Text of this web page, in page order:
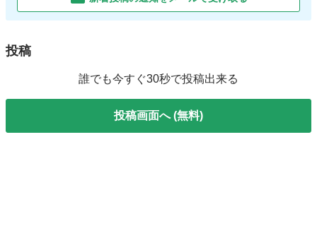
投稿
誰でも今すぐ30秒で投稿出来る
投稿画面へ (無料)